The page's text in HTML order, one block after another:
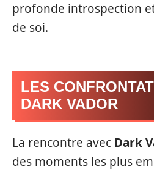
profonde introspection
de soi.
LES
DARK VADOR
La rencontre avec Dark
des moments les plus